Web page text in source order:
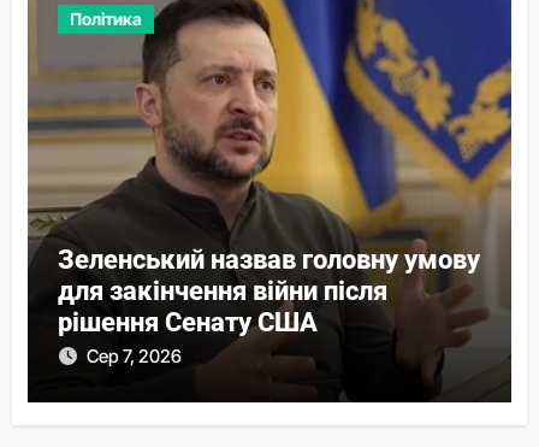
Політика
Зеленський назвав головну умову
для закінчення війни після
рішення Сенату США
Сер 7, 2026